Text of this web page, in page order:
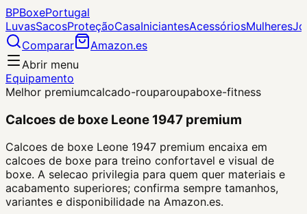
BPBoxePortugal
LuvasSacosProteçãoCasaIniciantesAcessóriosMulheres
Comparar
Amazon.es
Abrir menu
Equipamento
Melhor premiumcalcado-rouparoupaboxe-fitness
Calcoes de boxe Leone 1947 premium
Calcoes de boxe Leone 1947 premium encaixa em
calcoes de boxe para treino confortavel e visual de
boxe. A selecao privilegia para quem quer materiais e
acabamento superiores; confirma sempre tamanhos,
variantes e disponibilidade na Amazon.es.